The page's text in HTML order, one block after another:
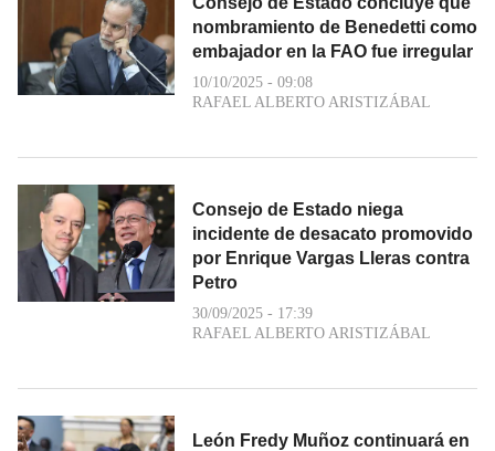
nombramiento de Benedetti como
embajador en la FAO fue irregular
10/10/2025 - 09:08
RAFAEL ALBERTO ARISTIZÁBAL
Consejo de Estado niega
incidente de desacato promovido
por Enrique Vargas Lleras contra
Petro
30/09/2025 - 17:39
RAFAEL ALBERTO ARISTIZÁBAL
León Fredy Muñoz continuará en